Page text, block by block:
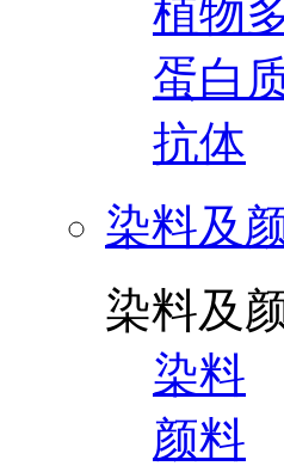
植物
蛋白
抗体
染料及
染料及
染料
颜料